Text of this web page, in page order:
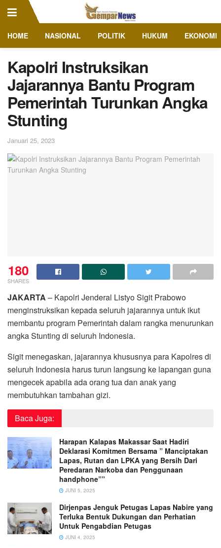
HOME NASIONAL POLITIK HUKUM EKONOMI
Kapolri Instruksikan
Jajarannya Bantu Program
Pemerintah Turunkan Angka
Stunting
Januari 25, 2023
180
SHARES
JAKARTA – Kapolri Jenderal Listyo Sigit Prabowo
menginstruksikan kepada seluruh jajarannya untuk ikut
membantu program Pemerintah dalam rangka menurunkan
angka Stunting di seluruh Indonesia.
Sigit menegaskan, jajarannya khususnya para Kapolres di
seluruh Indonesia harus turun langsung ke lapangan guna
mengecek apabila ada orang tua dan anak yang
membutuhkan tambahan gizi.
Baca Juga:
Harapan Kalapas Makassar Saat Hadiri
Deklarasi Komitmen Bersama ” Manciptakan
Lapas, Rutan dan LPKA yang Bersih Dari
Peredaran Narkoba dan Penggunaan
handphone””
JUNI 5, 2025
Dirjenpas Jenguk Petugas Lapas Nabire yang
Terluka Bentuk Dukungan dan Perhatian
Untuk Pengabdian Petugas
JUNI 4, 2025